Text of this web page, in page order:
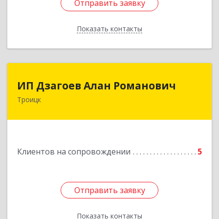
Отправить заявку
Показать контакты
Отправить заявку
Назад
ИП Дзагоев Алан Романович
Троицк
Клиентов на сопровождении 5
Отправить заявку
Показать контакты
Подробнее
Отправить заявку
Назад